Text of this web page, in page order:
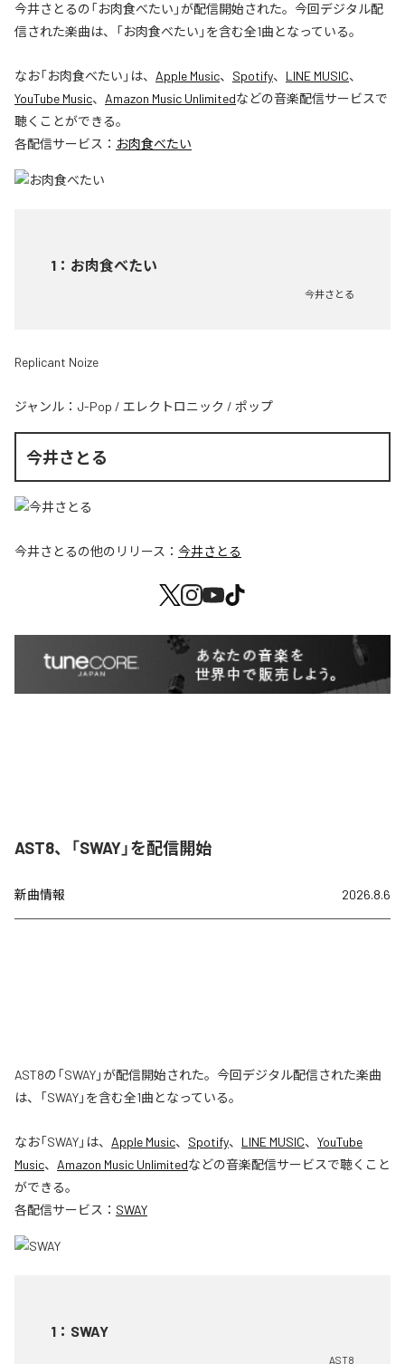
今井さとるの「お肉食べたい」が配信開始された。今回デジタル配
信された楽曲は、「お肉食べたい」を含む全1曲となっている。
なお「お肉食べたい 」は、 Apple Music、 Spotify、 LINE MUSIC、
YouTube Music、 Amazon Music Unlimitedなどの音楽配信サービスで
聴くことができる。
各配信サービス： お肉食べたい
1 ： お肉食べたい
今井さとる
Replicant Noize
ジャンル： J-Pop / エレクトロニック / ポップ
今井さとる
今井さとるの他のリリース： 今井さとる
AST8、「SWAY」を配信開始
新曲情報 2026.8.6
AST8の「SWAY」が配信開始された。今回デジタル配信された楽曲
は、「SWAY」を含む全1曲となっている。
なお「SWAY」は、 Apple Music、 Spotify、 LINE MUSIC、 YouTube
Music、 Amazon Music Unlimitedなどの音楽配信サービスで聴くこと
ができる。
各配信サービス： SWAY
1 ： SWAY
AST8